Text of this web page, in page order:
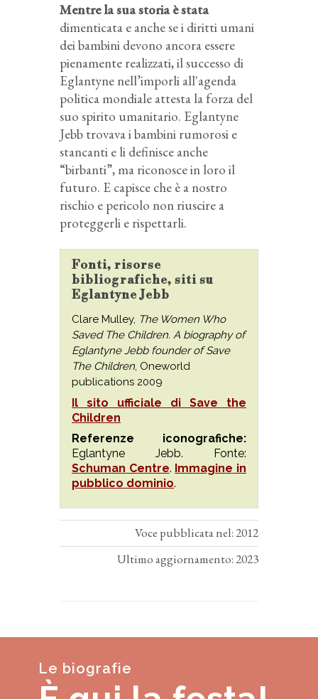
Mentre la sua storia è stata
dimenticata e anche se i diritti umani
dei bambini devono ancora essere
pienamente realizzati, il successo di
Eglantyne nell’imporli all'agenda
politica mondiale attesta la forza del
suo spirito umanitario. Eglantyne
Jebb trovava i bambini rumorosi e
stancanti e li definisce anche
“birbanti”, ma riconosce in loro il
futuro. E capisce che è a nostro
rischio e pericolo non riuscire a
proteggerli e rispettarli.
Fonti, risorse
bibliografiche, siti su
Eglantyne Jebb
Clare Mulley, The Women Who
Saved The Children. A biography of
Eglantyne Jebb founder of Save
The Children, Oneworld
publications 2009
Il sito ufficiale di Save the
Children
Referenze iconografiche:
Eglantyne Jebb. Fonte:
Schuman Centre. Immagine in
pubblico dominio.
Voce pubblicata nel: 2012
Ultimo aggiornamento: 2023
Le biografie